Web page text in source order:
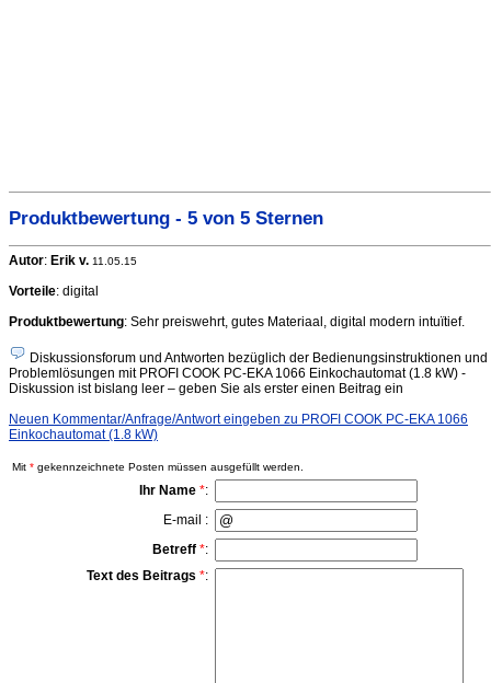
Produktbewertung - 5 von 5 Sternen
Autor: Erik v. 11.05.15
Vorteile: digital
Produktbewertung: Sehr preiswehrt, gutes Materiaal, digital modern intuïtief.
Diskussionsforum und Antworten bezüglich der Bedienungsinstruktionen und
Problemlösungen mit PROFI COOK PC-EKA 1066 Einkochautomat (1.8 kW) -
Diskussion ist bislang leer – geben Sie als erster einen Beitrag ein
Neuen Kommentar/Anfrage/Antwort eingeben zu PROFI COOK PC-EKA 1066
Einkochautomat (1.8 kW)
Mit * gekennzeichnete Posten müssen ausgefüllt werden.
Ihr Name *:
E-mail :
Betreff *:
Text des Beitrags *: